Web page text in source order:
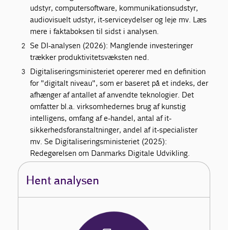
udstyr, computersoftware, kommunikationsudstyr,
audiovisuelt udstyr, it-serviceydelser og leje mv. Læs
mere i faktaboksen til sidst i analysen.
Se DI-analysen (2026): Manglende investeringer
trækker produktivitetsvæksten ned.
Digitaliseringsministeriet opererer med en definition
for "digitalt niveau", som er baseret på et indeks, der
afhænger af antallet af anvendte teknologier. Det
omfatter bl.a. virksomhedernes brug af kunstig
intelligens, omfang af e-handel, antal af it-
sikkerhedsforanstaltninger, andel af it-specialister
mv. Se Digitaliseringsministeriet (2025):
Redegørelsen om Danmarks Digitale Udvikling.
Hent analysen